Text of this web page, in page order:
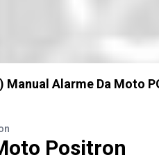
Manual Alarme Da Moto
Positron